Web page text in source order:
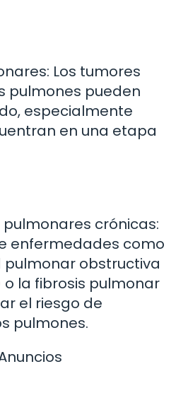
Los tumores
pulmones pueden
especialmente
en una etapa
crónicas:
enfermedades como
obstructiva
o la fibrosis pulmonar
el riesgo de
pulmones.